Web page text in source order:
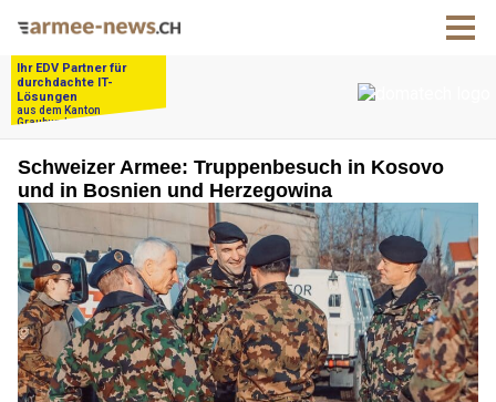
Schweizer Armee: Truppenbesuch in Kosovo
und in Bosnien und Herzegowina